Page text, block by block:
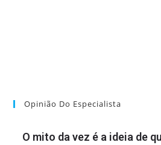
Opinião Do Especialista
O mito da vez é a ideia de